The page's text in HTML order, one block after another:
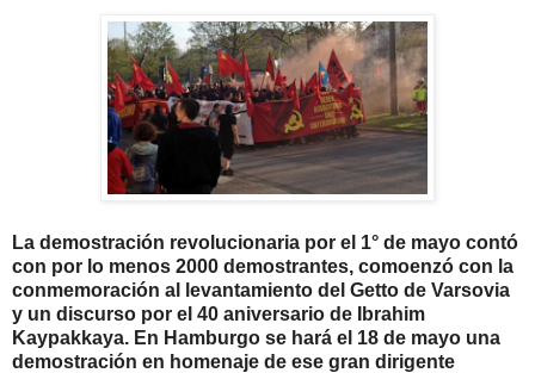
La demostración revolucionaria por el 1° de mayo contó
con por lo menos 2000 demostrantes, comoenzó con la
conmemoración al levantamiento del Getto de Varsovia
y un discurso por el 40 aniversario de Ibrahim
Kaypakkaya. En Hamburgo se hará el 18 de mayo una
demostración en homenaje de ese gran dirigente